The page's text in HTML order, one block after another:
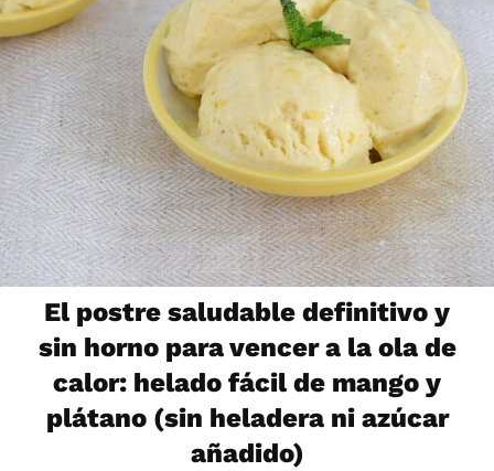
El postre saludable definitivo y
sin horno para vencer a la ola de
calor: helado fácil de mango y
plátano (sin heladera ni azúcar
añadido)